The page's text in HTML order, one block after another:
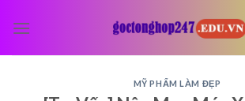
MỸ PHẨM LÀM ĐẸP